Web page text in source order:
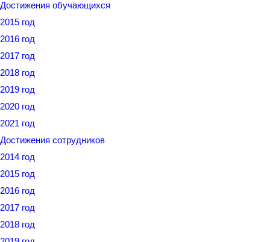
Достижения обучающихся
2015 год
2016 год
2017 год
2018 год
2019 год
2020 год
2021 год
Достижения сотрудников
2014 год
2015 год
2016 год
2017 год
2018 год